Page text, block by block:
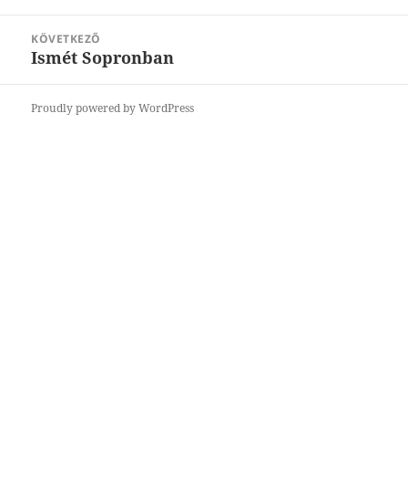
KÖVETKEZŐ
Következő
Ismét Sopronban
Proudly powered by WordPress